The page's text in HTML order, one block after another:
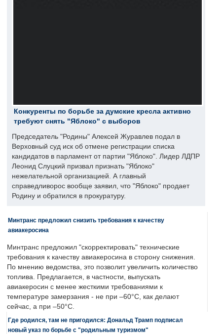
Конкуренты по борьбе за думские кресла активно
требуют снять "Яблоко" с выборов
Председатель "Родины" Алексей Журавлев подал в
Верховный суд иск об отмене регистрации списка
кандидатов в парламент от партии "Яблоко". Лидер ЛДПР
Леонид Слуцкий призвал признать "Яблоко"
нежелательной организацией. А главный
справедливорос вообще заявил, что "Яблоко" продает
Родину и обратился в прокуратуру.
Минтранс предложил снизить требования к качеству
авиакеросина
Минтранс предложил "скорректировать" технические
требования к качеству авиакеросина в сторону снижения.
По мнению ведомства, это позволит увеличить количество
топлива. Предлагается, в частности, выпускать
авиакеросин с менее жесткими требованиями к
температуре замерзания - не при –60°C, как делают
сейчас, а при –50°C.
Где родился, там не пригодился: Дональд Трамп подписал
новый указ по борьбе с "родильным туризмом"